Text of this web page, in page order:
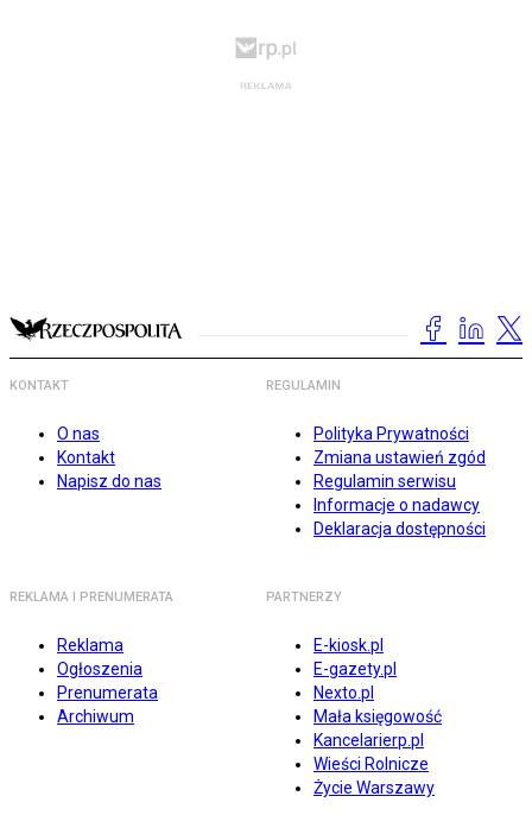
KONTAKT
O nas
Kontakt
Napisz do nas
REGULAMIN
Polityka Prywatności
Zmiana ustawień zgód
Regulamin serwisu
Informacje o nadawcy
Deklaracja dostępności
REKLAMA I PRENUMERATA
Reklama
Ogłoszenia
Prenumerata
Archiwum
PARTNERZY
E-kiosk.pl
E-gazety.pl
Nexto.pl
Mała księgowość
Kancelarierp.pl
Wieści Rolnicze
Życie Warszawy